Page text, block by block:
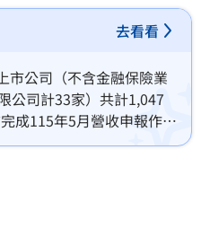
去看看
市公司（不含金融保險業
公司計33家）共計1,047
成115年5月營收申報作
年5月營收顯示，本
），營收成長公司共